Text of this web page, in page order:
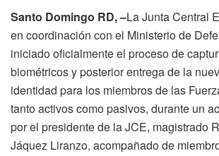
Santo Domingo RD, –La Junta Central
en coordinación con el Ministerio de
iniciado oficialmente el proceso de
biométricos y posterior entrega de la
identidad para los miembros de las
tanto activos como pasivos, durante un
por el presidente de la JCE, magistrado
Jáquez Liranzo, acompañado de